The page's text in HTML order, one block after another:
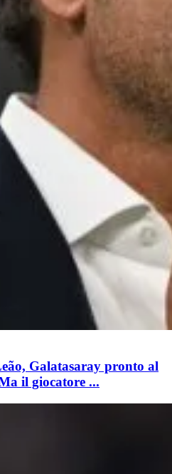
Galatasaray pronto al
il giocatore ...